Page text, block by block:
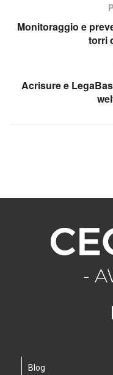
Monitoraggio e
torri
Acrisure e
Blog